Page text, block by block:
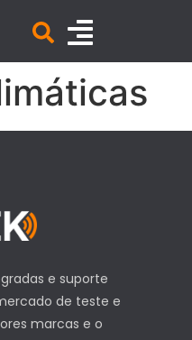
e suporte
de teste e
marcas e o